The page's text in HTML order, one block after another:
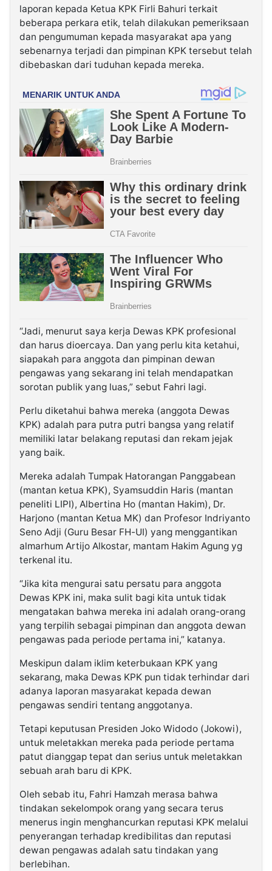
laporan kepada Ketua KPK Firli Bahuri terkait
beberapa perkara etik, telah dilakukan pemeriksaan
dan pengumuman kepada masyarakat apa yang
sebenarnya terjadi dan pimpinan KPK tersebut telah
dibebaskan dari tuduhan kepada mereka.
“Jadi, menurut saya kerja Dewas KPK profesional
dan harus dioercaya. Dan yang perlu kita ketahui,
siapakah para anggota dan pimpinan dewan
pengawas yang sekarang ini telah mendapatkan
sorotan publik yang luas,” sebut Fahri lagi.
Perlu diketahui bahwa mereka (anggota Dewas
KPK) adalah para putra putri bangsa yang relatif
memiliki latar belakang reputasi dan rekam jejak
yang baik.
Mereka adalah Tumpak Hatorangan Panggabean
(mantan ketua KPK), Syamsuddin Haris (mantan
peneliti LIPI), Albertina Ho (mantan Hakim), Dr.
Harjono (mantan Ketua MK) dan Profesor Indriyanto
Seno Adji (Guru Besar FH-UI) yang menggantikan
almarhum Artijo Alkostar, mantam Hakim Agung yg
terkenal itu.
“Jika kita mengurai satu persatu para anggota
Dewas KPK ini, maka sulit bagi kita untuk tidak
mengatakan bahwa mereka ini adalah orang-orang
yang terpilih sebagai pimpinan dan anggota dewan
pengawas pada periode pertama ini,” katanya.
Meskipun dalam iklim keterbukaan KPK yang
sekarang, maka Dewas KPK pun tidak terhindar dari
adanya laporan masyarakat kepada dewan
pengawas sendiri tentang anggotanya.
Tetapi keputusan Presiden Joko Widodo (Jokowi),
untuk meletakkan mereka pada periode pertama
patut dianggap tepat dan serius untuk meletakkan
sebuah arah baru di KPK.
Oleh sebab itu, Fahri Hamzah merasa bahwa
tindakan sekelompok orang yang secara terus
menerus ingin menghancurkan reputasi KPK melalui
penyerangan terhadap kredibilitas dan reputasi
dewan pengawas adalah satu tindakan yang
berlebihan.